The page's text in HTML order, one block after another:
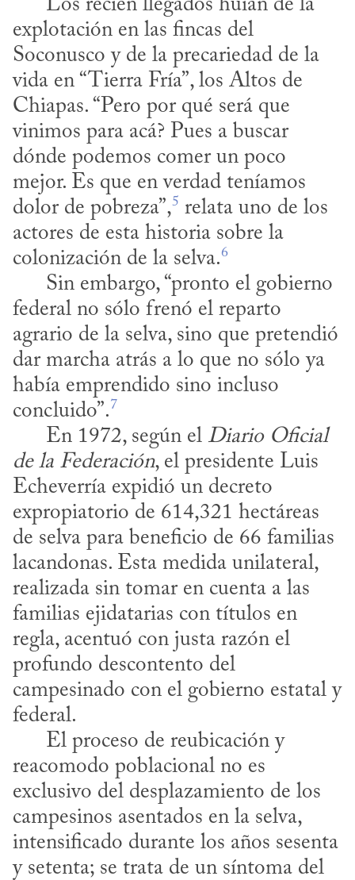
explotación en las fincas del
Soconusco y de la precariedad de la
vida en “Tierra Fría”, los Altos de
Chiapas. “Pero por qué será que
vinimos para acá? Pues a buscar
dónde podemos comer un poco
mejor. Es que en verdad teníamos
dolor de pobreza”,5 relata uno de los
actores de esta historia sobre la
colonización de la selva.6
federal no sólo frenó el reparto
agrario de la selva, sino que pretendió
dar marcha atrás a lo que no sólo ya
había emprendido sino incluso
concluido”.7
      En 1972, según el
Diario Oficial
de la Federación, el presidente Luis
Echeverría expidió un decreto
expropiatorio de 614,321 hectáreas
de selva para beneficio de 66 familias
lacandonas. Esta medida unilateral,
realizada sin tomar en cuenta a las
familias ejidatarias con títulos en
regla, acentuó con justa razón el
profundo descontento del
campesinado con el gobierno estatal y
federal.
reacomodo poblacional no es
exclusivo del desplazamiento de los
campesinos asentados en la selva,
intensificado durante los años sesenta
y setenta; se trata de un síntoma del